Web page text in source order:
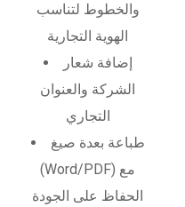
والخطوط لتناسب
الهوية التجارية
إضافة شعار
الشركة والعنوان
التجاري
طباعة بعدة صيغ
(Word/PDF) مع
الحفاظ على الجودة